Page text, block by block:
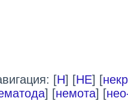
[Н] [НЕ] [
] [немота] [